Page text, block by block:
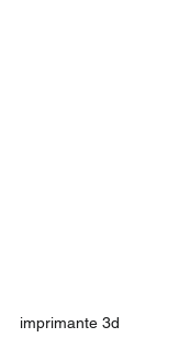
imprimante 3d